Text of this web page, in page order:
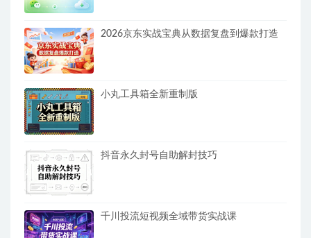
2026京东实战宝典从数据复盘到爆款打造
小丸工具箱全新重制版
抖音永久封号自助解封技巧
千川投流短视频全域带货实战课